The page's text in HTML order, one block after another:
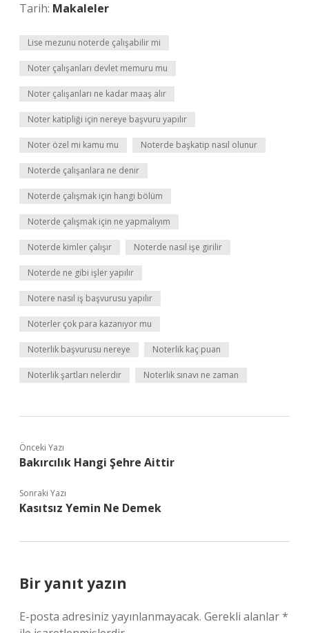
Tarih: Makaleler
Lise mezunu noterde çalışabilir mi
Noter çalışanları devlet memuru mu
Noter çalışanları ne kadar maaş alır
Noter katipliği için nereye başvuru yapılır
Noter özel mi kamu mu Noterde başkatip nasıl olunur
Noterde çalışanlara ne denir
Noterde çalışmak için hangi bölüm
Noterde çalışmak için ne yapmalıyım
Noterde kimler çalışır Noterde nasıl işe girilir
Noterde ne gibi işler yapılır
Notere nasıl iş başvurusu yapılır
Noterler çok para kazanıyor mu
Noterlik başvurusu nereye Noterlik kaç puan
Noterlik şartları nelerdir Noterlik sınavı ne zaman
Önceki Yazı
Bakırcılık Hangi Şehre Aittir
Sonraki Yazı
Kasıtsız Yemin Ne Demek
Bir yanıt yazın
E-posta adresiniz yayınlanmayacak. Gerekli alanlar*